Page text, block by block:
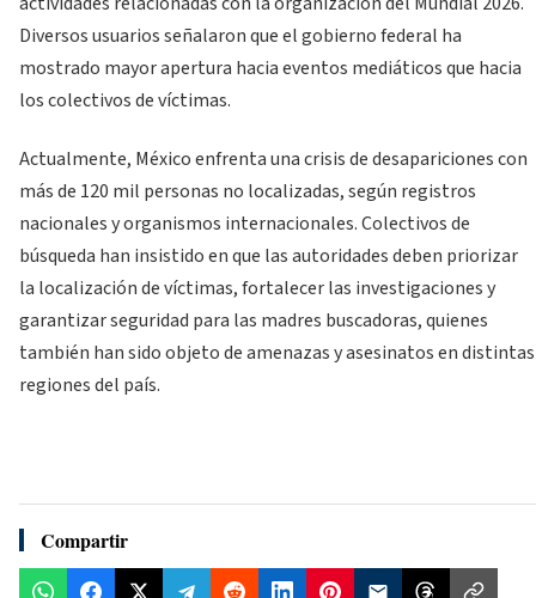
Diversos usuarios señalaron que el gobierno federal ha
mostrado mayor apertura hacia eventos mediáticos que hacia
los colectivos de víctimas.
Actualmente, México enfrenta una crisis de desapariciones con
más de 120 mil personas no localizadas, según registros
nacionales y organismos internacionales. Colectivos de
búsqueda han insistido en que las autoridades deben priorizar
la localización de víctimas, fortalecer las investigaciones y
garantizar seguridad para las madres buscadoras, quienes
también han sido objeto de amenazas y asesinatos en distintas
regiones del país.
Compartir